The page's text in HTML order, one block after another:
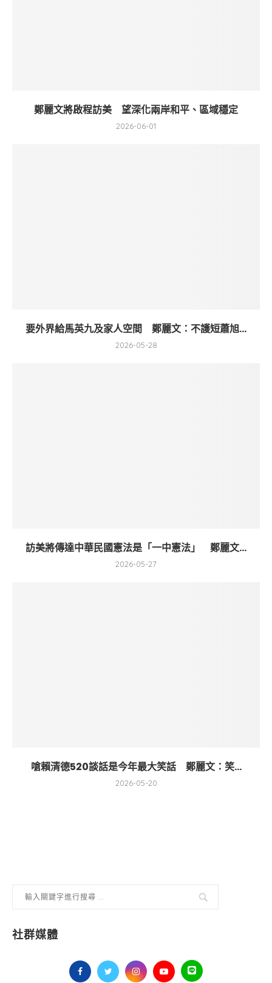
鄭麗文將啟程訪美 望深化兩岸和平、區域穩定
2026-06-01
要外界給馬英九及家人空間 鄭麗文：不護短蕭旭...
2026-05-28
訪美將傳達中華民國憲法是「一中憲法」 鄭麗文...
2026-05-27
嗆賴清德520談話是今年最大笑話 鄭麗文：笑...
2026-05-20
社群媒體